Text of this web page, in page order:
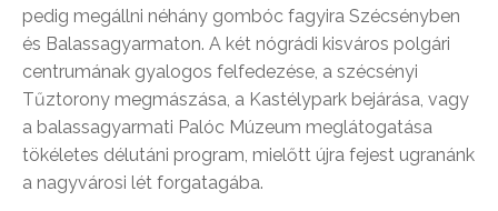
pedig megállni néhány gombóc fagyira Szécsényben
és Balassagyarmaton. A két nógrádi kisváros polgári
centrumának gyalogos felfedezése, a szécsényi
Tűztorony megmászása, a Kastélypark bejárása, vagy
a balassagyarmati Palóc Múzeum meglátogatása
tökéletes délutáni program, mielőtt újra fejest ugranánk
a nagyvárosi lét forgatagába.